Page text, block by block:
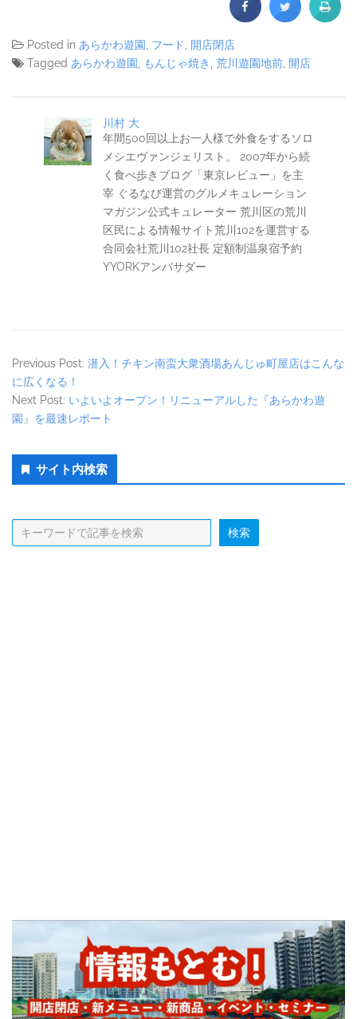
Posted in あらかわ遊園 フード
開店閉店
Tagged あらかわ遊園 もんじゃ焼き 荒川遊園地前 開店
川村 大
年間500回以上お一人様で外食をするソロ
メシエヴァンジェリスト。 2007年から続
く食べ歩きブログ「東京レビュー」を主
宰 ぐるなび運営のグルメキュレーション
マガジン公式キュレーター 荒川区の荒川
区民による情報サイト荒川102を運営する
合同会社荒川102社長 定額制温泉宿予約
YYORKアンバサダー
Previous Post: 潜入！チキン南蛮大衆酒場あんじゅ町屋店はこんな
に広くなる！
Next Post: いよいよオープン！リニューアルした『あらかわ遊
園』を最速レポート
Secondary
Sidebar
サイト内検索